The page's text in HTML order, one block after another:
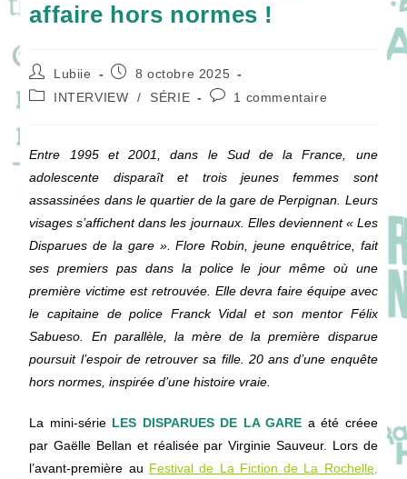
affaire hors normes !
Auteur/autrice
de
la
Lubiie
Publication
publiée :
8 octobre 2025
PostINTERVIEW / SÉRIE
Commentaires
1 commentaire
Entre 1995 et 2001, dans le Sud de la France, une
adolescente disparaît et trois jeunes femmes sont
assassinées dans le quartier de la gare de Perpignan. Leurs
visages s’affichent dans les journaux. Elles deviennent « Les
Disparues de la gare ». Flore Robin, jeune enquêtrice, fait
ses premiers pas dans la police le jour même où une
première victime est retrouvée. Elle devra faire équipe avec
le capitaine de police Franck Vidal et son mentor Félix
Sabueso. En parallèle, la mère de la première disparue
poursuit l’espoir de retrouver sa fille. 20 ans d’une enquête
hors normes, inspirée d’une histoire vraie.
La mini-série LES DISPARUES DE LA GARE a été créee
par Gaëlle Bellan et réalisée par Virginie Sauveur. Lors de
l’avant-première au Festival de La Fiction de La Rochelle,